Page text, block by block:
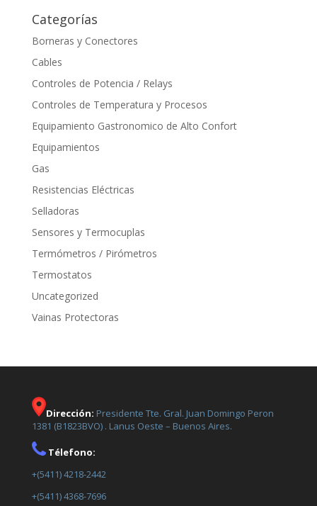
Categorías
Borneras y Conectores
Cables
Controles de Potencia / Relays
Controles de Temperatura y Procesos
Equipamiento Gastronomico de Alto Confort
Equipamientos
Gas
Resistencias Eléctricas
Selladoras
Sensores y Termocuplas
Termómetros / Pirómetros
Termostatos
Uncategorized
Vainas Protectoras
Dirección: Presidente Tte. Gral. Juan Domingo Peron
1381 (B1823BVO) . Lanus Oeste – Buenos Aires.
Télefono:
+(5411) 4218-2442
+(5411) 4368-7696